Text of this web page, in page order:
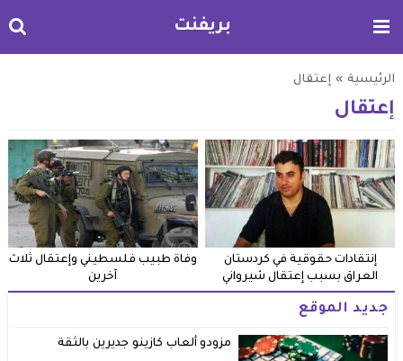
بريفنت
الرئيسية » إعتقال
إعتقال
إنتقادات حقوقية في كردستان
العراق بسبب إعتقال شيرواني
وفاة طبيب فلسطيني وإعتقال ثلاث
آخرين
جديد الموقع
مزودو ألعاب كازينو جديرين بالثقة